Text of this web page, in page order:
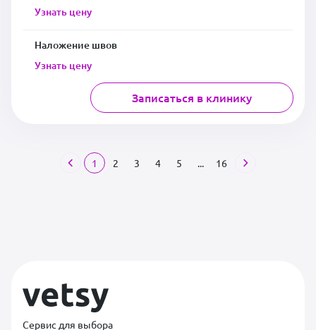
Узнать цену
Наложение швов
Узнать цену
Записаться в клинику
1 2 3 4 5 ... 16
Сервис для выбора